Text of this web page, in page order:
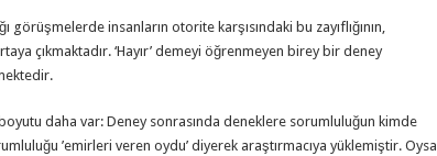
görüşmelerde insanların otorite karşısındaki bu zayıflığının,
çıkmaktadır. ‘Hayır’ demeyi öğrenmeyen birey bir deney
daha var: Deney sonrasında deneklere sorumluluğun kimde
’emirleri veren oydu’ diyerek araştırmacıya yüklemiştir. Oysa